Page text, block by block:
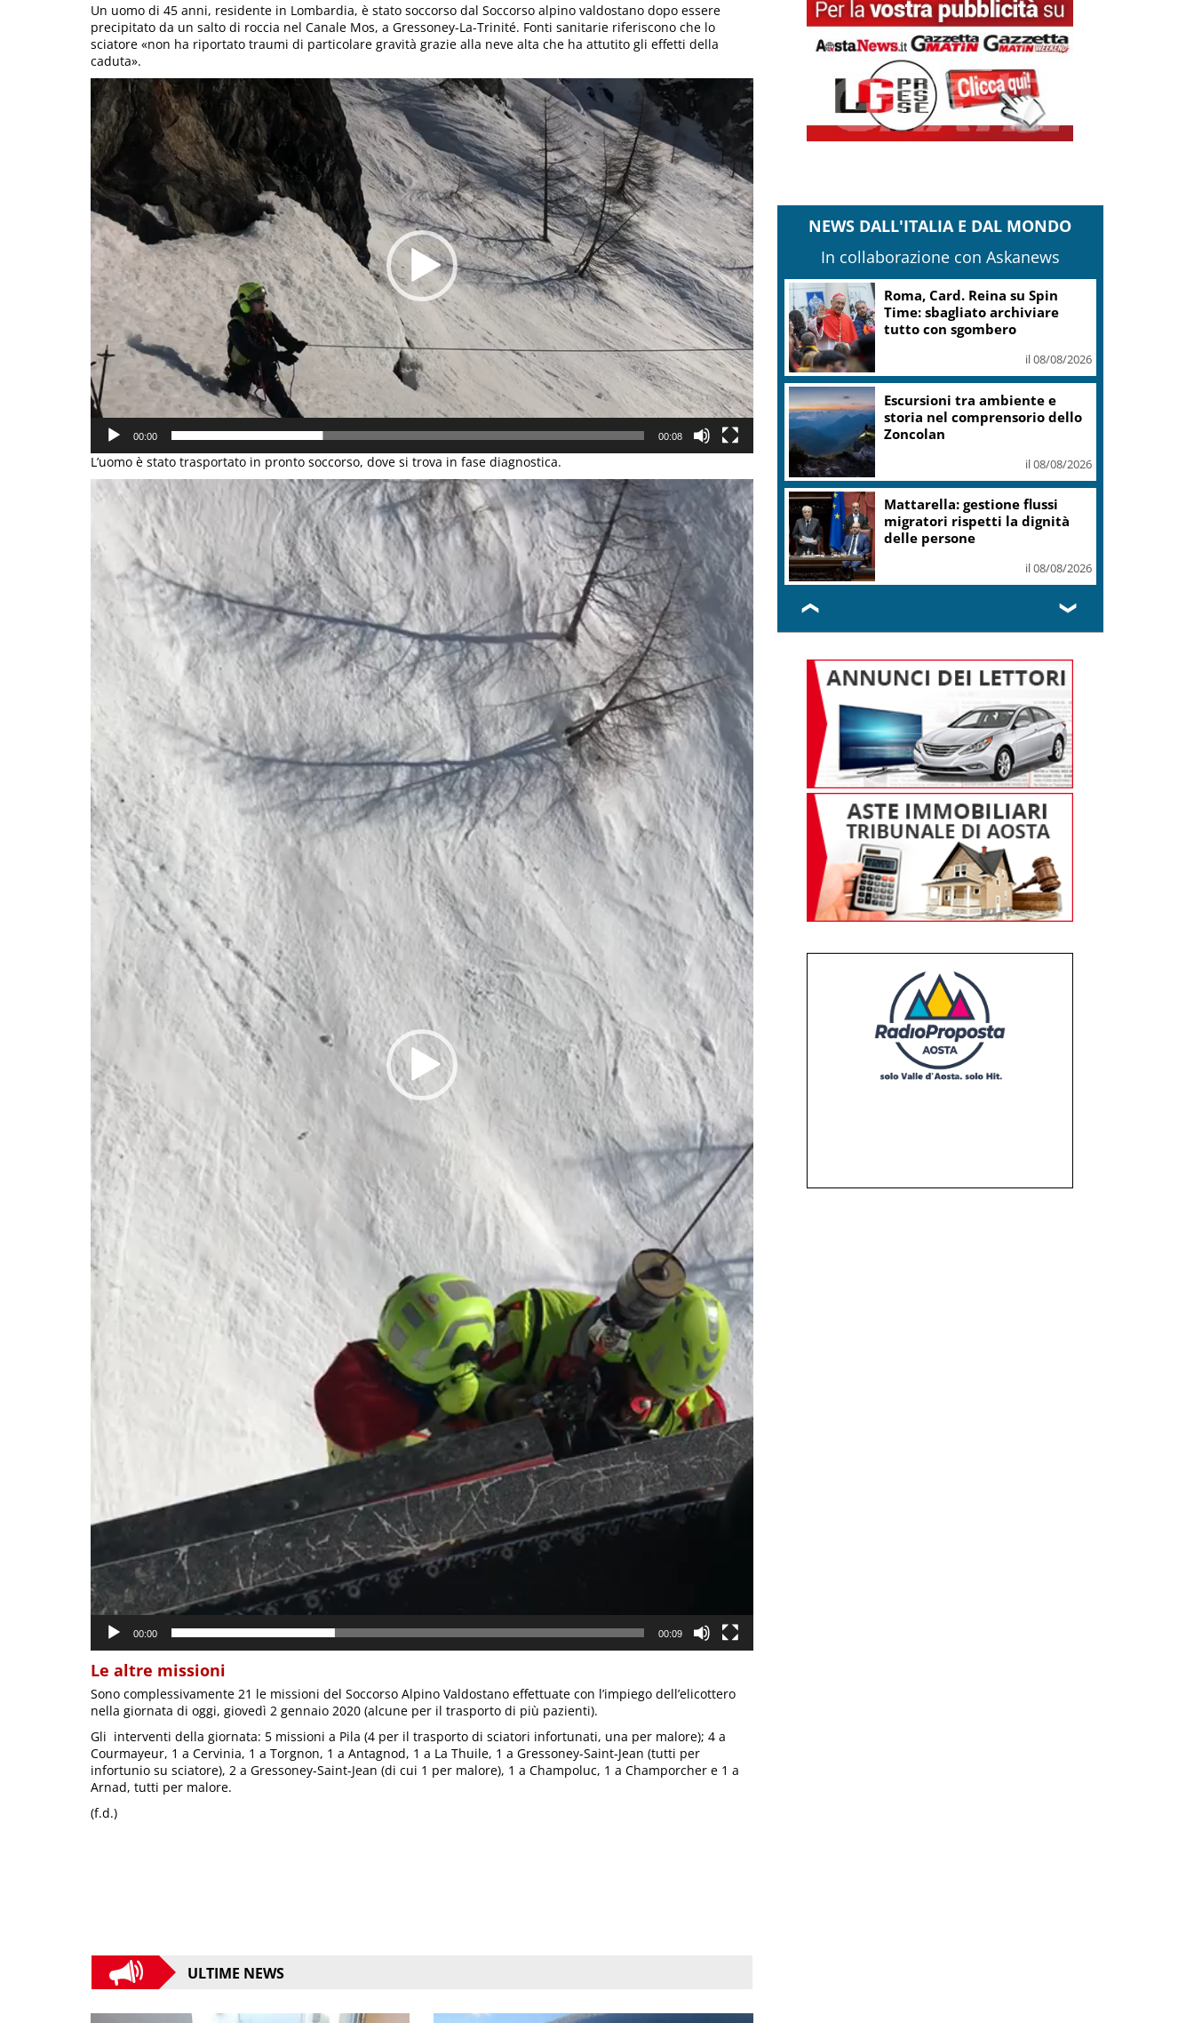
Un uomo di 45 anni, residente in Lombardia, è stato soccorso dal Soccorso alpino valdostano dopo essere
precipitato da un salto di roccia nel Canale Mos, a Gressoney-La-Trinité. Fonti sanitarie riferiscono che lo
sciatore «non ha riportato traumi di particolare gravità grazie alla neve alta che ha attutito gli effetti della
caduta».
Video
Player
00:00 00:08
L’uomo è stato trasportato in pronto soccorso, dove si trova in fase diagnostica.
Video
Player
00:00 00:09
Le altre missioni
Sono complessivamente 21 le missioni del Soccorso Alpino Valdostano effettuate con l’impiego dell’elicottero
nella giornata di oggi, giovedì 2 gennaio 2020 (alcune per il trasporto di più pazienti).
Gli interventi della giornata: 5 missioni a Pila (4 per il trasporto di sciatori infortunati, una per malore); 4 a
Courmayeur, 1 a Cervinia, 1 a Torgnon, 1 a Antagnod, 1 a La Thuile, 1 a Gressoney-Saint-Jean (tutti per
infortunio su sciatore), 2 a Gressoney-Saint-Jean (di cui 1 per malore), 1 a Champoluc, 1 a Champorcher e 1 a
Arnad, tutti per malore.
(f.d.)
ULTIME NEWS
NEWS DALL'ITALIA E DAL MONDO
In collaborazione con Askanews
Marcinelle, Meloni: rinnovato
impegno a difesa di lavoro,
libertà, dignità
il 08/08/2026
“OltreGusto Oltrepo Terra di
Pinot Nero” debutta a Voghera
il 08/08/2026
Spagna: da oggi controlli sui
viaggiatori dall’Italia
❮ ❯